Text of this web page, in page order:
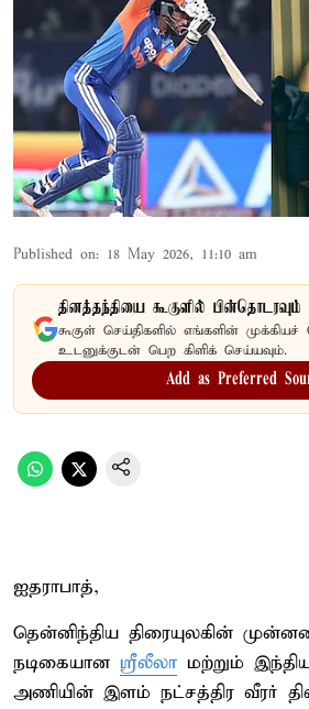
Published on: 18 May 2026, 11:10 am
தினத்தந்தியை கூகுளில் பின்தொடரவும்
கூகுள் செய்திகளில் எங்களின்
உடனுக்குடன் பெற கிளிக் செய்யவும்.
Add as Preferred
ஐதராபாத்,
தென்னிந்திய திரையுலகின்
நடிகையான ஸ்ரீலீலா மற்றும்
அணியின் இளம் நட்சத்திர வீரர்